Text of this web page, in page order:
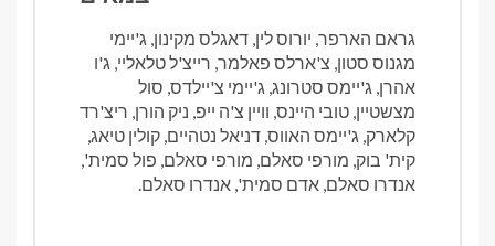
גראם הארפר, יורוס לין, דאגלס מקינון, ג'יימי
מגנוס סטון, צ'ארלס פאלמר, רייצ'ל טלאליי, ג'ו
אהרן, ג'יימס סטרונג, ג'יימי צ'יילדס, סול
מצשטיין, טובי היינס, וויין צ'ה ייפ, ניק הורן, ריצ'רד
קלארק, ג'יימס האווס, דניאל נטהיים, קולין טיאג,
קית' בוק, מורפי סאלם, מורפי סאלם, פול סמית',
אנדרו סאלם, אדם סמית', אנדרו סאלם.